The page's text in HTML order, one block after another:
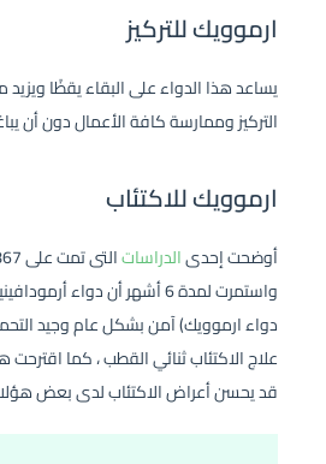
ارموويك للتركيز
يساعد هذا الدواء على البقاء يقظًا
التركيز وممارسة كافة الأعمال دون أن
ارموويك للاكتئاب
أوضحت إحدىالدراساتالتى تمت على
واستمرت لمدة 6 أشهر أن دواء
دواء ارموويك) آمن بشكل عام وجيد
علاج الاكتئاب ثنائي القطب ، كما اقترحت
قد يحسن أعراض الاكتئاب لدى بعض